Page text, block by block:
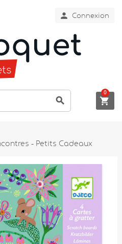
 Connexion
 
0
- Petits Cadeaux